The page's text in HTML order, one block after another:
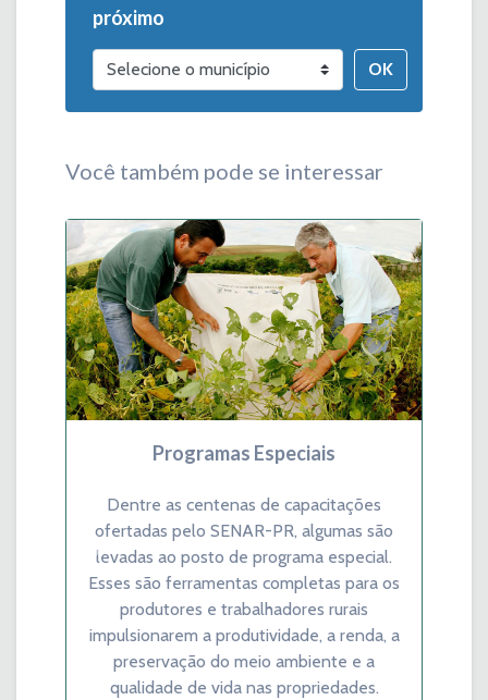
próximo
OK
Você também pode se interessar
Programas Especiais
Dentre as centenas de capacitações
ofertadas pelo SENAR-PR, algumas são
levadas ao posto de programa especial.
Esses são ferramentas completas para os
produtores e trabalhadores rurais
impulsionarem a produtividade, a renda, a
preservação do meio ambiente e a
qualidade de vida nas propriedades.
Previous